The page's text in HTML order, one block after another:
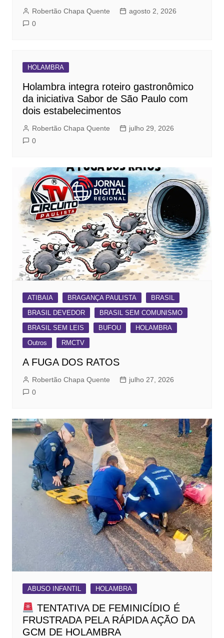
Robertão Chapa Quente
agosto 2, 2026
0
HOLAMBRA
Holambra integra roteiro gastronômico
da iniciativa Sabor de São Paulo com
dois estabelecimentos
Robertão Chapa Quente
julho 29, 2026
0
ATIBAIA BRAGANÇA PAULISTA
BRASIL
BRASIL DEVEDOR
BRASIL SEM COMUNISMO
BRASIL SEM LEIS
BUFOU
HOLAMBRA
Outros
RMCTV
A FUGA DOS RATOS
Robertão Chapa Quente
julho 27, 2026
0
ABUSO INFANTIL HOLAMBRA
TENTATIVA DE FEMINICÍDIO É
FRUSTRADA PELA RÁPIDA AÇÃO DA
GCM DE HOLAMBRA